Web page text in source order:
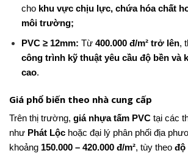
cho khu vực chịu lực, chứa hóa chất
môi trường;
PVC ≥ 12mm: Từ 400.000 đ/m² trở lên,
công trình kỹ thuật yêu cầu độ bền và
cao.
Giá phổ biến theo nhà cung cấp
Trên thị trường, giá nhựa tấm PVC tại các
như Phát Lộc hoặc đại lý phân phối địa
khoảng 150.000 – 420.000 đ/m², tùy theo độ